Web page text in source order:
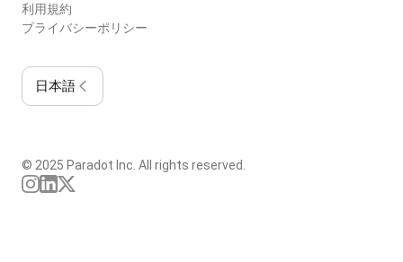
利用規約
プライバシーポリシー
日本語
© 2025 Paradot Inc. All rights reserved.